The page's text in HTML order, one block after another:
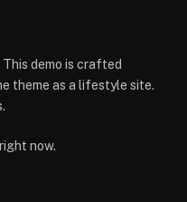
demo is crafted
theme as a lifestyle site.
now.